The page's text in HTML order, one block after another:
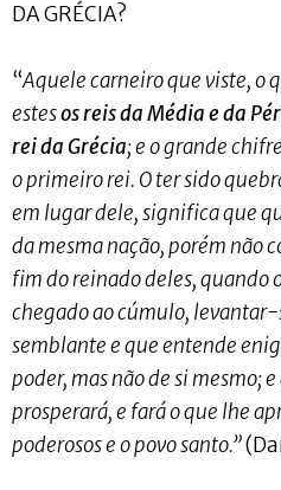
DA GRÉCIA?
“Aquele carneiro que viste, o
estesos reis da Média e da
rei da Grécia; e o grande
o primeiro rei. O ter sido
em lugar dele, significa que
da mesma nação, porém não
fim do reinado deles, quando
chegado ao cúmulo,
semblante e que entende
poder, mas não de si mesmo;
prosperará, e fará o que lhe
poderosos e o povo santo.”